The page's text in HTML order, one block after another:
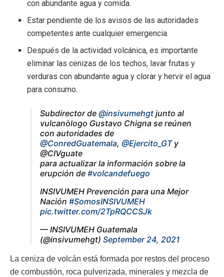
con abundante agua y comida.
Estar pendiente de los avisos de las autoridades
competentes ante cualquier emergencia.
Después de la actividad volcánica, es importante
eliminar las cenizas de los techos, lavar frutas y
verduras con abundante agua y clorar y hervir el agua
para consumo.
Subdirector de @insivumehgt junto al
vulcanòlogo Gustavo Chigna se reúnen
con autoridades de
@ConredGuatemala, @Ejercito_GTy
@CIVguate
para actualizar la información sobre la
erupción de #volcandefuego
INSIVUMEH Prevención para una Mejor
Nación #SomosINSIVUMEH
pic.twitter.com/2TpRQCCSJk
— INSIVUMEH Guatemala
(@insivumehgt) September 24, 2021
La ceniza de volcán está formada por restos del proceso
de combustión, roca pulverizada, minerales y mezcla de